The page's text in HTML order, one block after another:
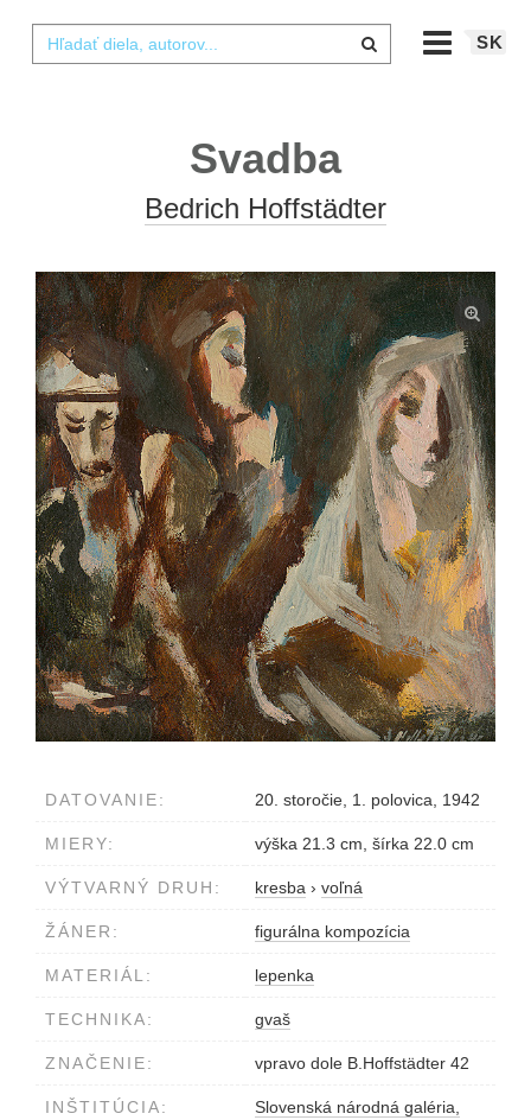
SK
Svadba
Bedrich Hoffstädter
DATOVANIE: 20. storočie, 1. polovica, 1942
MIERY: výška 21.3 cm, šírka 22.0 cm
VÝTVARNÝ DRUH: kresba › voľná
ŽÁNER: figurálna kompozícia
MATERIÁL: lepenka
TECHNIKA: gvaš
ZNAČENIE: vpravo dole B.Hoffstädter 42
INŠTITÚCIA:
Slovenská národná galéria,